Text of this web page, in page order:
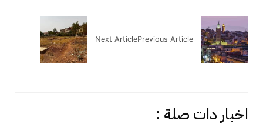
Previous Article
Next Article
اخبار دات صلة :